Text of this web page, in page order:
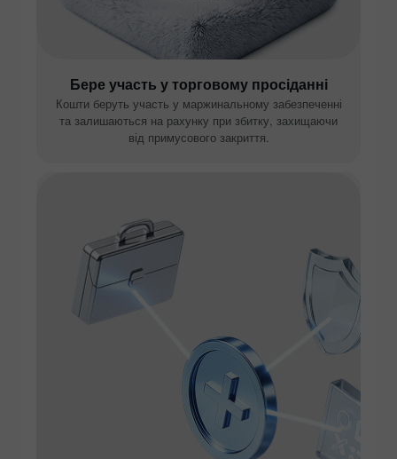
Бере участь у торговому просіданні
Кошти беруть участь у маржинальному забезпеченні
та залишаються на рахунку при збитку, захищаючи
від примусового закриття.